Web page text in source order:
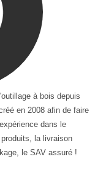
à bois depuis
en 2008 afin de faire
dans le
la livraison
le SAV assuré !